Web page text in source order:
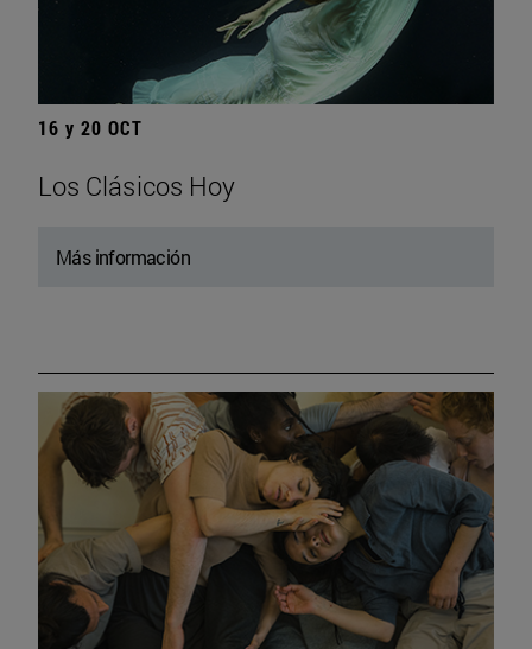
16 y 20 OCT
Los Clásicos Hoy
Más información